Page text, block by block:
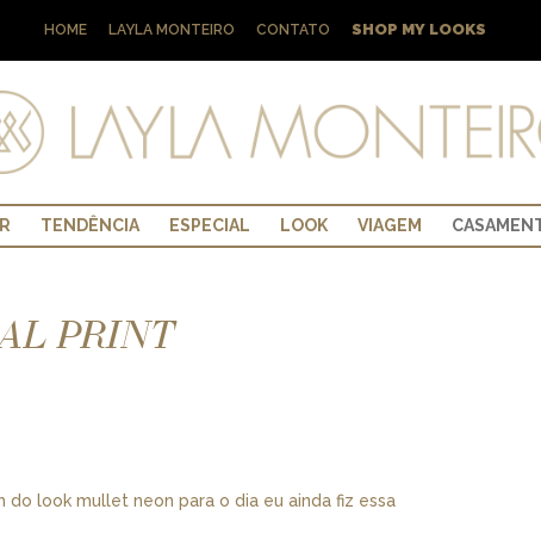
HOME LAYLA MONTEIRO CONTATO SHOP MY LOOKS
TENDÊNCIA ESPECIAL LOOK VIAGEM
PRINT
look mullet neon para o dia eu ainda fiz essa